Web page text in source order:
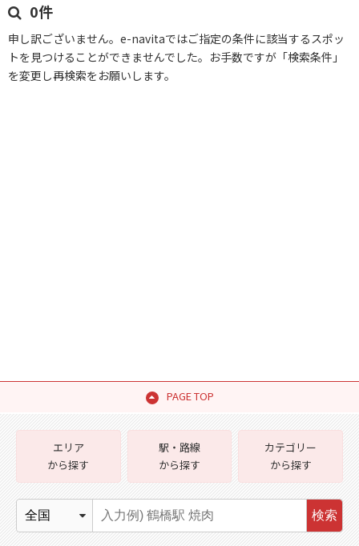
0件
申し訳ございません。e-navitaではご指定の条件に該当するスポッ
トを見つけることができませんでした。お手数ですが「検索条件」
を変更し再検索をお願いします。
PAGE TOP
エリア
から探す
駅・路線
から探す
カテゴリー
から探す
検索